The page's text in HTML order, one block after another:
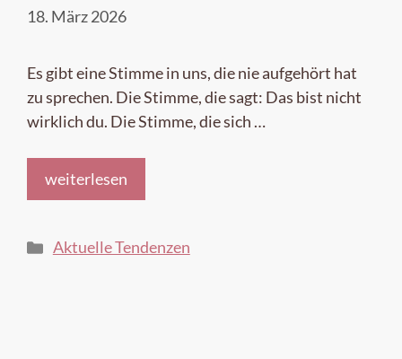
18. März 2026
Es gibt eine Stimme in uns, die nie aufgehört hat
zu sprechen. Die Stimme, die sagt: Das bist nicht
wirklich du. Die Stimme, die sich …
weiterlesen
Kategorien
Aktuelle Tendenzen